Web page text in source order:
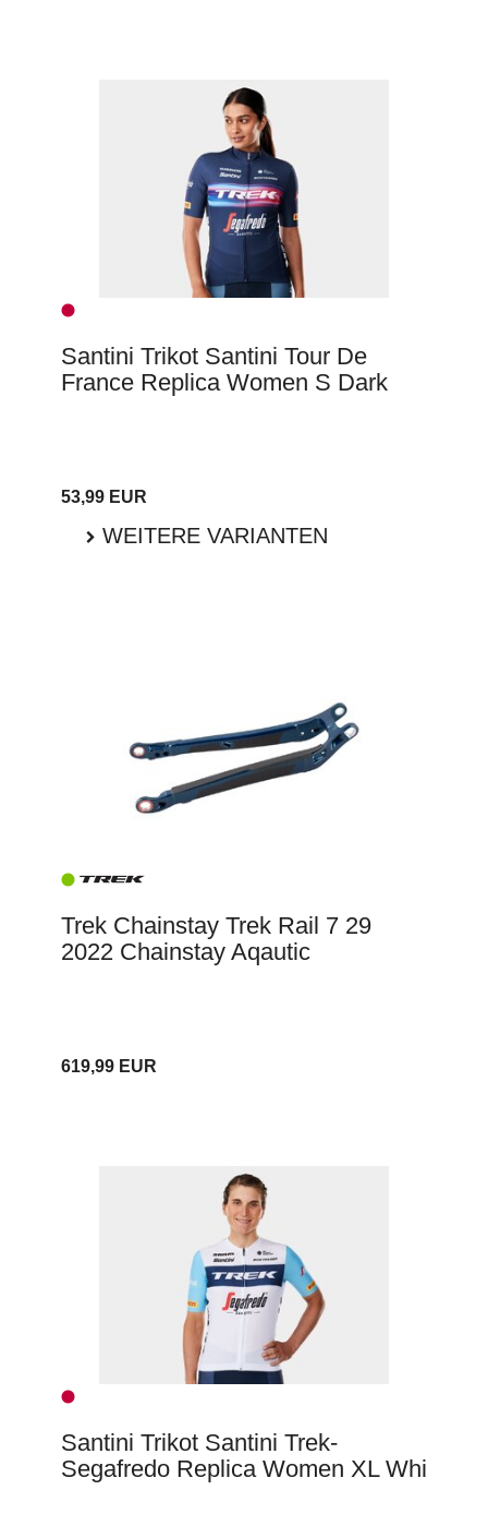
Santini Trikot Santini Tour De
France Replica Women S Dark
53,99 EUR
WEITERE VARIANTEN
Trek Chainstay Trek Rail 7 29
2022 Chainstay Aqautic
619,99 EUR
Santini Trikot Santini Trek-
Segafredo Replica Women XL Whi